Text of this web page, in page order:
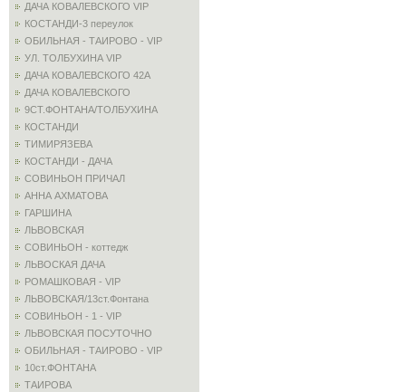
ДАЧА КОВАЛЕВСКОГО VIP
КОСТАНДИ-3 переулок
ОБИЛЬНАЯ - ТАИРОВО - VIP
УЛ. ТОЛБУХИНА VIP
ДАЧА КОВАЛЕВСКОГО 42А
ДАЧА КОВАЛЕВСКОГО
9СТ.ФОНТАНА/ТОЛБУХИНА
КОСТАНДИ
ТИМИРЯЗЕВА
КОСТАНДИ - ДАЧА
СОВИНЬОН ПРИЧАЛ
АННА АХМАТОВА
ГАРШИНА
ЛЬВОВСКАЯ
СОВИНЬОН - коттедж
ЛЬВОСКАЯ ДАЧА
РОМАШКОВАЯ - VIP
ЛЬВОВСКАЯ/13ст.Фонтана
СОВИНЬОН - 1 - VIP
ЛЬВОВСКАЯ ПОСУТОЧНО
ОБИЛЬНАЯ - ТАИРОВО - VIP
10ст.ФОНТАНА
ТАИРОВА